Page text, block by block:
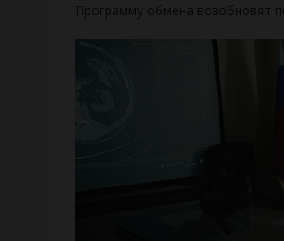
Программу обмена возобновят